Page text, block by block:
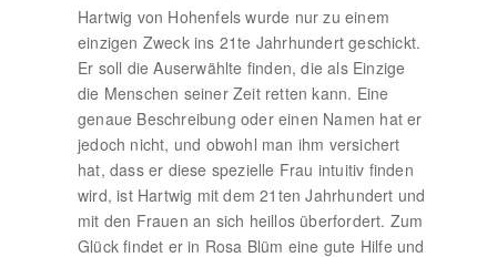
Hartwig von Hohenfels wurde nur zu einem
einzigen Zweck ins 21te Jahrhundert geschickt.
Er soll die Auserwählte finden, die als Einzige
die Menschen seiner Zeit retten kann. Eine
genaue Beschreibung oder einen Namen hat er
jedoch nicht, und obwohl man ihm versichert
hat, dass er diese spezielle Frau intuitiv finden
wird, ist Hartwig mit dem 21ten Jahrhundert und
mit den Frauen an sich heillos überfordert. Zum
Glück findet er in Rosa Blüm eine gute Hilfe und